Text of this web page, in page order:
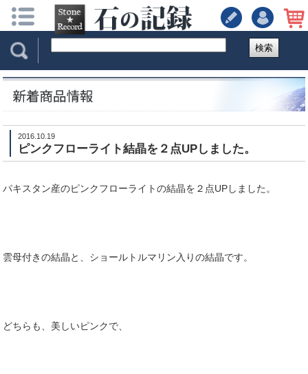
検索
2016.10.19
ピンクフローライト結晶を２点UPしました。
パキスタン産のピンクフローライトの結晶を２点UPしました。
雲母付きの結晶と、ショールトルマリン入りの結晶です。
どちらも、美しいピンクで、